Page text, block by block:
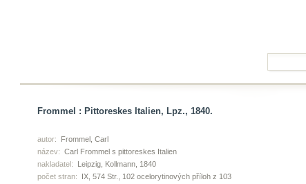
Frommel : Pittoreskes Italien, Lpz., 1840.
autor:
Frommel, Carl
název: Carl Frommel s pittoreskes Italien
nakladatel:
Leipzig, Kollmann, 1840
počet stran:
IX, 574 Str., 102 ocelorytinových příloh z 103